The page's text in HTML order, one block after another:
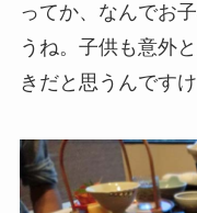
ってか、なんでお
うね。子供も意外
きだと思うんですけ